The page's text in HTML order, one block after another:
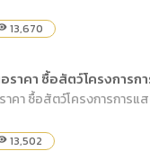
ผยแพร่ต่อสาธารณะ
ดเผยข้อมูลสาธารณะของอ
ขององค์การ
13,670
ราคา ซื้อสัตว์โครงการ
าคา ซื้อสัตว์โครงการการแ
13,502